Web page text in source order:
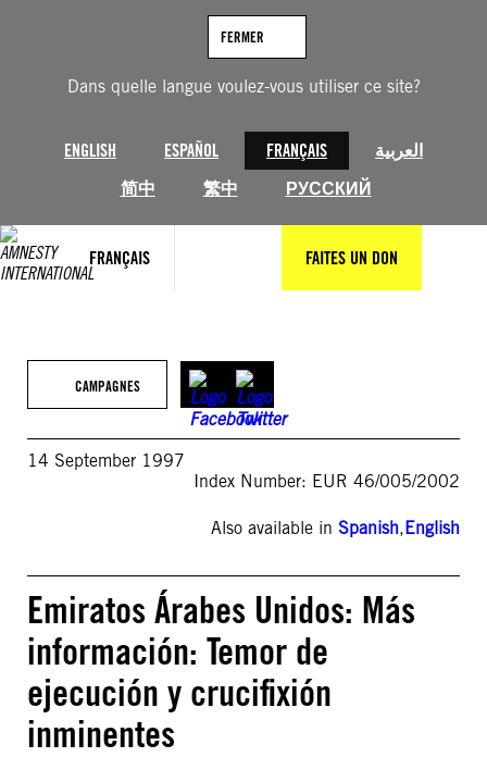
Dans quelle langue voulez-vous utiliser ce site?
ENGLISH ESPAÑOL FRANÇAIS
العربية
简中
繁中 РУССКИЙ
FERMER
FRANÇAIS FAITES UN DON
CAMPAGNES
14 September 1997
Index Number: EUR 46/005/2002
Also available in Spanish,English
Emiratos Árabes Unidos: Más
información: Temor de
ejecución y crucifixión
inminentes